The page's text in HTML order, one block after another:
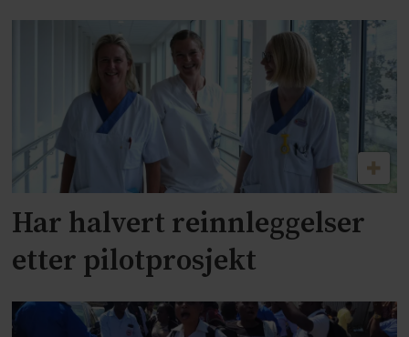
Har halvert reinnleggelser
etter pilotprosjekt